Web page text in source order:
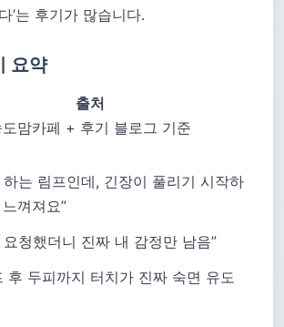
’는 후기가 많습니다.
요약
출처
도맘카페 + 후기 블로그 기준
하는 림프인데, 긴장이 풀리기 시작하
껴져요”
요청했더니 진짜 내 감정만 남음”
후 두피까지 터치가 진짜 숙면 유도